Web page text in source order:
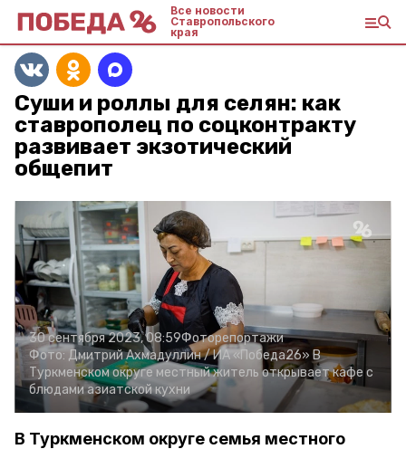
Все новости
Ставропольского
края
Суши и роллы для селян: как
ставрополец по соцконтракту
развивает экзотический
общепит
30 сентября 2023, 08:59Фоторепортажи
Фото: Дмитрий Ахмадуллин /ИА «Победа26» В
Туркменском округе местный житель открывает кафе с
блюдами азиатской кухни
В Туркменском округе семья местного